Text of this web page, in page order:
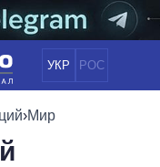
УКР РОС
›Мир